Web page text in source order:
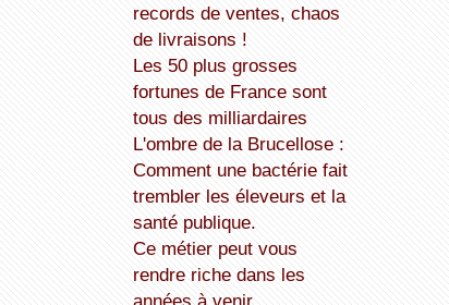
records de ventes, chaos
de livraisons !
Les 50 plus grosses
fortunes de France sont
tous des milliardaires
L'ombre de la Brucellose :
Comment une bactérie fait
trembler les éleveurs et la
santé publique.
Ce métier peut vous
rendre riche dans les